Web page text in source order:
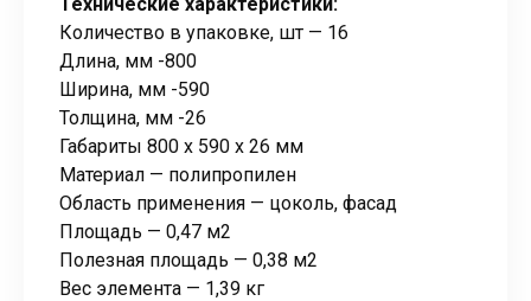
Количество в упаковке, шт — 16
Длина, мм -800
Ширина, мм -590
Толщина, мм -26
Габариты 800 x 590 x 26 мм
Материал — полипропилен
Область применения — цоколь, фасад
Площадь — 0,47 м2
Полезная площадь — 0,38 м2
Вес элемента — 1,39 кг